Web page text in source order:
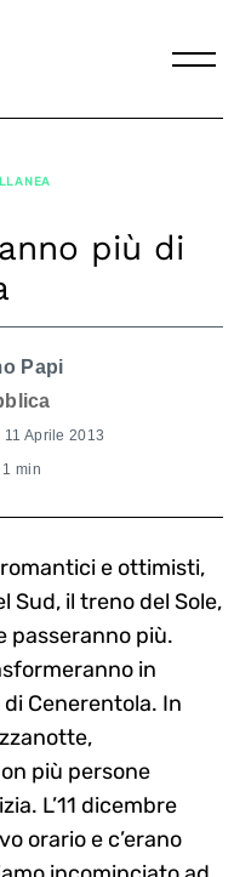
più di
Papi
11 Aprile 2013
min
e ottimisti,
Sud, il treno del Sole,
passeranno più.
in
Cenerentola. In
più persone
L’11 dicembre
orario e c’erano